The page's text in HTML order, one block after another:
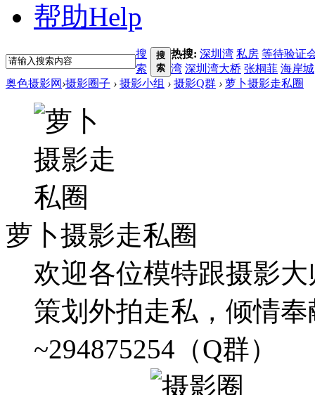
帮助Help
搜
索
搜
索
热搜: 深圳湾 私房 等待验证
湾 深圳湾大桥 张桐菲 海岸城
奥色摄影网 ›摄影圈子 › 摄影小组 › 摄影Q群 › 萝卜摄影走私圈
萝卜摄影走私圈
欢迎各位模特跟摄影
策划外拍走私，倾情
~294875254（Q群）